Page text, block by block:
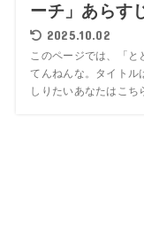
ーチ」あらす
2025.10.02
このページでは、「
てんねんな。タイトル
しりたいあなたはこち